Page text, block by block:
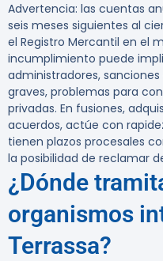
Advertencia: las cuentas
seis meses siguientes al
el Registro Mercantil en el
incumplimiento puede
administradores,
graves, problemas para
privadas. En fusiones,
acuerdos, actúe con
tienen plazos procesales
la posibilidad de reclamar
¿Dónde
organismos
Terrassa?